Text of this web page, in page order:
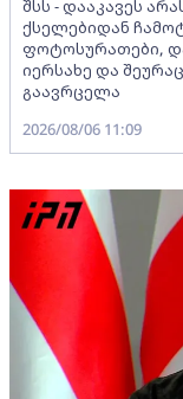
შსს - დააკავეს
ქსელებიდან
ფოტოსურათები,
იერსახე და
გაავრცელა
2026/08/06 11:09